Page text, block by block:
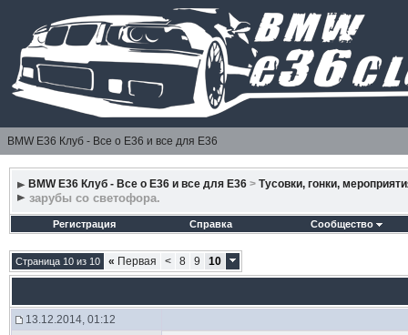
BMW E36 Клуб - Все о Е36 и все для Е36
BMW E36 Клуб - Все о Е36 и все для Е36 > Тусовки, гонки,
зарубы со светофора.
Регистрация Справка Сообщество
Страница 10 из 10 « Первая < 8 9 10
13.12.2014, 01:12